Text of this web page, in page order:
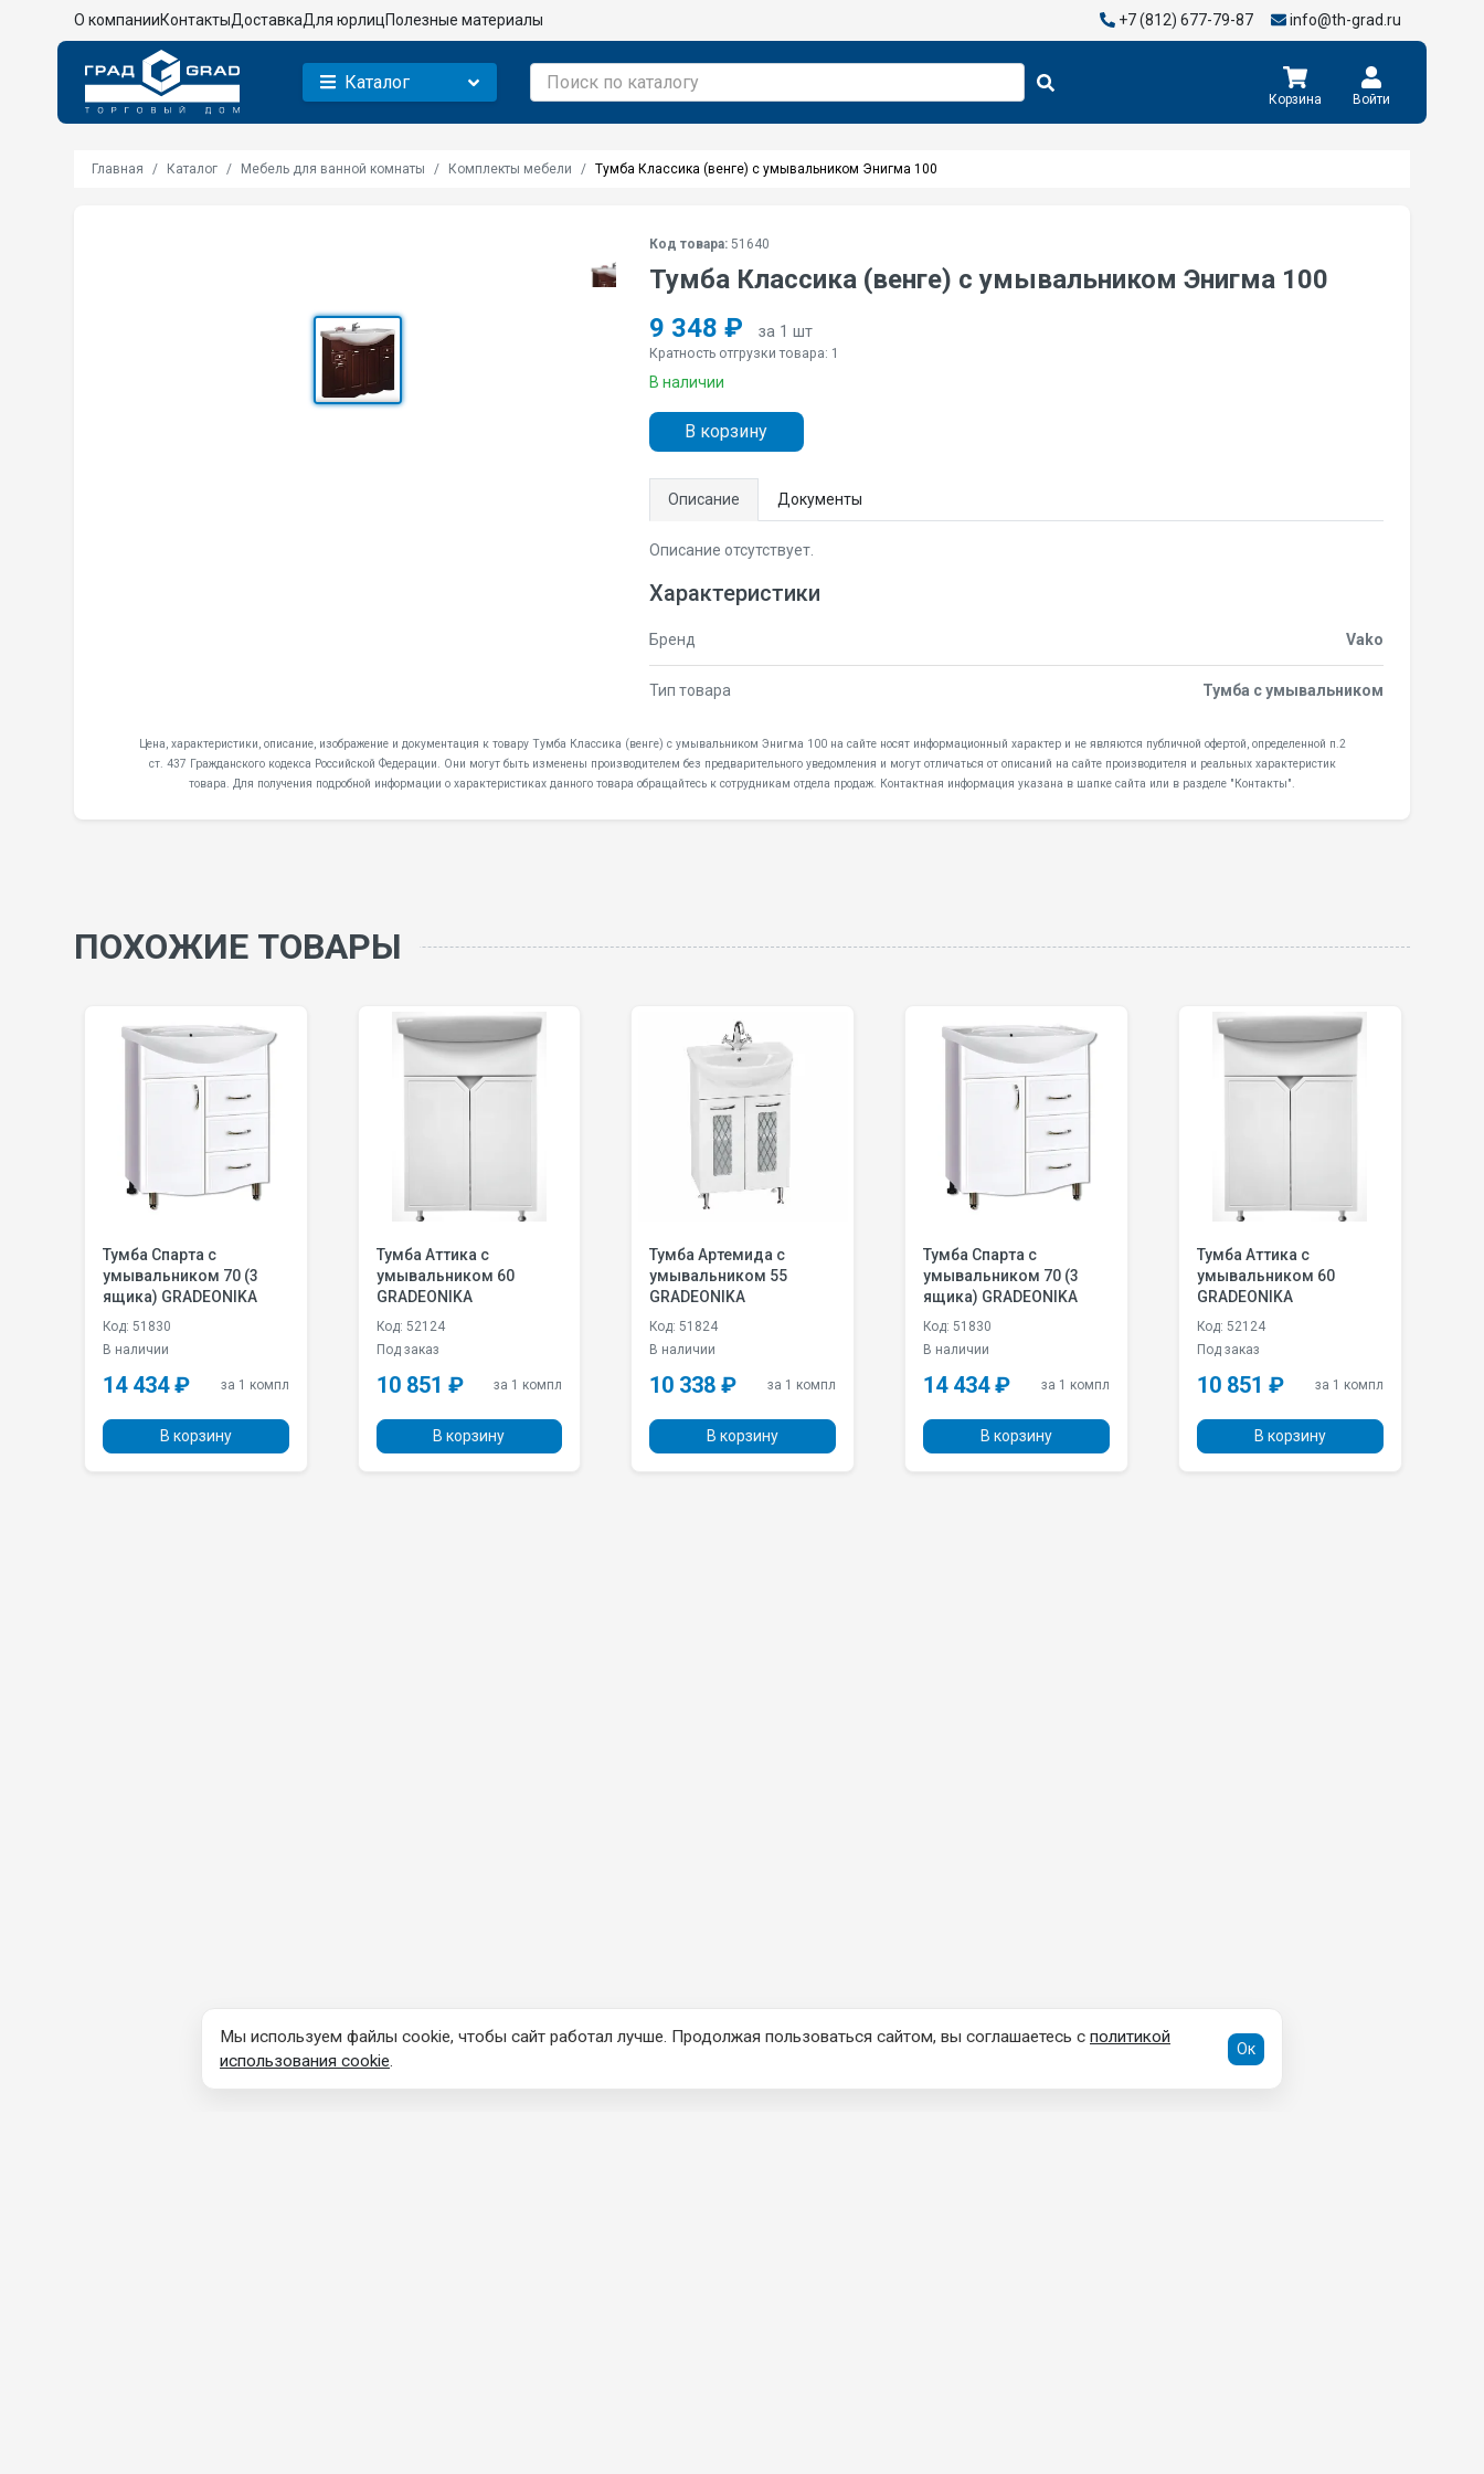
О компанииКонтактыДоставкаДля юрлицПолезные материалы +7 (812) 677-79-87 info@th-grad.ru
Каталог
Корзина Войти
Главная Каталог Мебель для ванной комнаты Комплекты мебели Тумба Классика (венге) с умывальником Энигма 100
Код товара:51640
Тумба Классика (венге) с умывальником Энигма 100
9 348 ₽
за 1 шт
Кратность отгрузки товара: 1
В наличии
В корзину
Описание Документы
Описание отсутствует.
Характеристики
Бренд Vako
Тип товара Тумба с умывальником
Цена, характеристики, описание, изображение и документация к товару Тумба Классика (венге) с умывальником Энигма 100 на сайте носят информационный характер и не являются публичной офертой, определенной п.2
ст. 437 Гражданского кодекса Российской Федерации. Они могут быть изменены производителем без предварительного уведомления и могут отличаться от описаний на сайте производителя и реальных характеристик
товара. Для получения подробной информации о характеристиках данного товара обращайтесь к сотрудникам отдела продаж. Контактная информация указана в шапке сайта или в разделе "Контакты".
ПОХОЖИЕ ТОВАРЫ
Тумба Спарта с
умывальником 70 (3
ящика) GRADEONIKA
Код: 51830
В наличии
14 434 ₽ за 1 компл
В корзину
Тумба Аттика с
умывальником 60
GRADEONIKA
Код: 52124
Под заказ
10 851 ₽ за 1 компл
В корзину
Тумба Артемида с
умывальником 55
GRADEONIKA
Код: 51824
В наличии
10 338 ₽ за 1 компл
В корзину
Тумба Спарта с
умывальником 70 (3
ящика) GRADEONIKA
Код: 51830
В наличии
14 434 ₽ за 1 компл
В корзину
Тумба Аттика с
умывальником 60
GRADEONIKA
Код: 52124
Под заказ
10 851 ₽ за 1 компл
В корзину
Мы используем файлы cookie, чтобы сайт работал лучше. Продолжая пользоваться сайтом, вы соглашаетесь с политикой
использования cookie.
Ок